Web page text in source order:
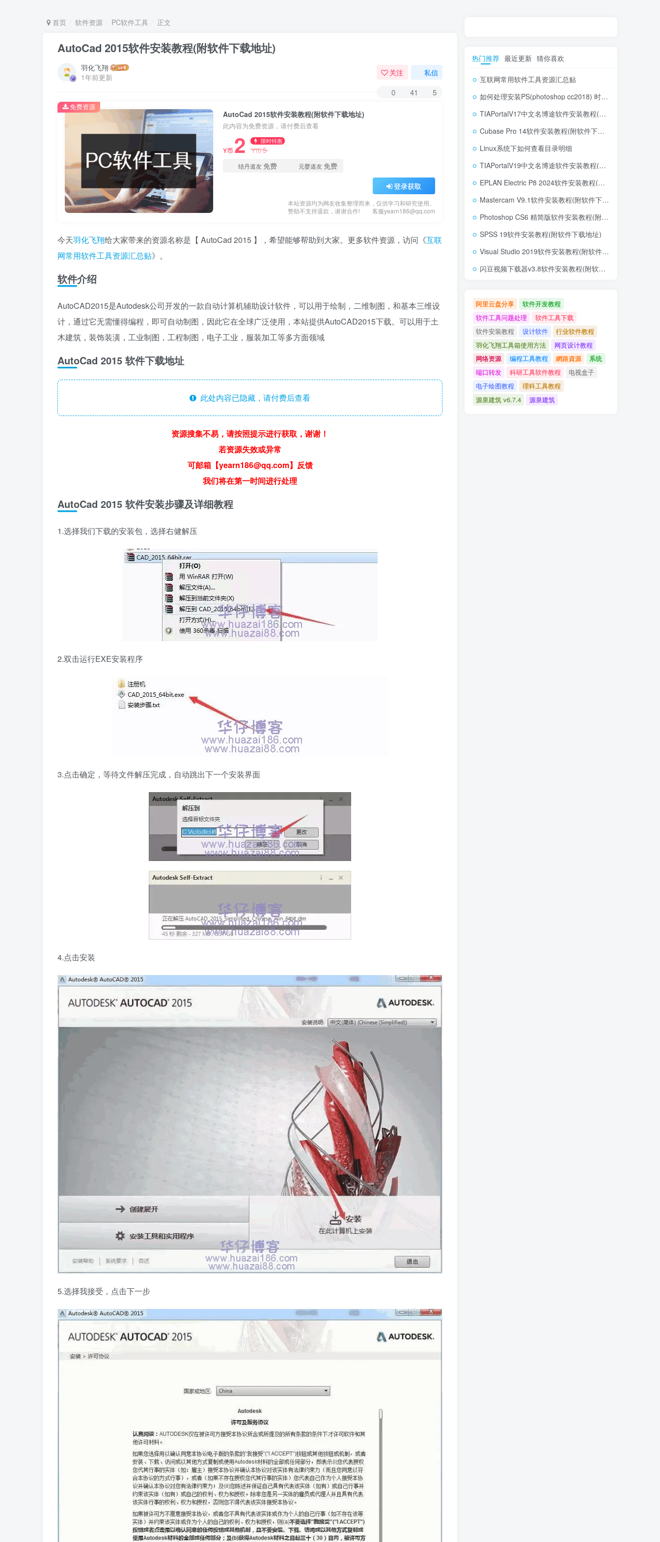
首页 软件资源 PC软件工具 正文
AutoCad 2015软件安装教程(附软件下载地址)
羽化飞翔
1年前更新
关注 私信
0 41 5
AutoCad 2015软件安装教程(附软件下载地址)
此内容为免费资源，请付费后查看
Y币 2 限时特惠
Y币5
结丹道友免费 元婴道友免费
登录获取
本站资源均为网友收集整理而来，仅供学习和研究使用。
赞助不支持退款，谢谢合作!
客服yearn186@qq.com
免费资源
今天羽化飞翔给大家带来的资源名称是【 AutoCad 2015 】，希望能够帮助到大家。更多软件资源，访问《互联
网常用软件工具资源汇总贴》。
软件介绍
AutoCAD2015是Autodesk公司开发的一款自动计算机辅助设计软件，可以用于绘制，二维制图，和基本三维设
计，通过它无需懂得编程，即可自动制图，因此它在全球广泛使用，本站提供AutoCAD2015下载。可以用于土
木建筑，装饰装潢，工业制图，工程制图，电子工业，服装加工等多方面领域
AutoCad 2015 软件下载地址
此处内容已隐藏，请付费后查看
资源搜集不易，请按照提示进行获取，谢谢！
若资源失效或异常
可邮箱【yearn186@qq.com】反馈
我们将在第一时间进行处理
AutoCad 2015 软件安装步骤及详细教程
1.选择我们下载的安装包，选择右健解压
2.双击运行EXE安装程序
3.点击确定，等待文件解压完成，自动跳出下一个安装界面
4.点击安装
5.选择我接受，点击下一步
热门推荐 最近更新 猜你喜欢
互联网常用软件工具资源汇总贴
如何处理安装PS(photoshop cc2018) 时，提示系统或者IE浏览器需要升级
TIAPortalV17中文名博途软件安装教程(附软件下载地址)
Cubase Pro 14软件安装教程(附软件下载地址)
Linux系统下如何查看目录明细
TIAPortalV19中文名博途软件安装教程(附软件下载地址)
EPLAN Electric P8 2024软件安装教程(附软件下载地址)
Mastercam V9.1软件安装教程(附软件下载地址)
Photoshop CS6 精简版软件安装教程(附软件下载地址)
SPSS 19软件安装教程(附软件下载地址)
Visual Studio 2019软件安装教程(附软件下载地址)
闪豆视频下载器v3.8软件安装教程(附软件下载地址)
阿里云盘分享
软件开发教程
软件工具问题处理
软件工具下载
软件安装教程
设计软件
行业软件教程
羽化飞翔工具箱使用方法
网页设计教程
网络资源
编程工具教程 網路資源
系统
端口转发
科研工具软件教程
电视盒子
电子绘图教程
理科工具教程
源泉建筑 v6.7.4
源泉建筑